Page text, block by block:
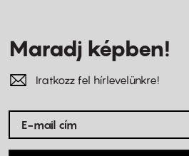
Maradj képben!
Iratkozz fel hírlevelünkre!